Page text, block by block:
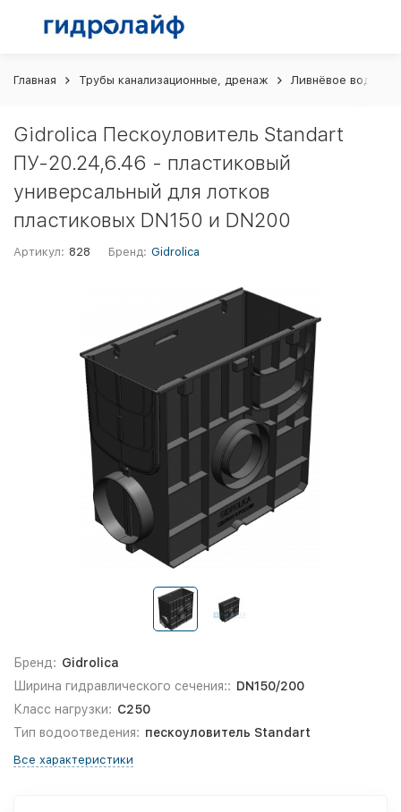
Главная Трубы канализационные, дренаж Ливнёвое
Gidrolica Пескоуловитель Standart
ПУ-20.24,6.46 - пластиковый
универсальный для лотков
пластиковых DN150 и DN200
Артикул: 828 Бренд: Gidrolica
Бренд: Gidrolica
Ширина гидравлического сечения:: DN150/200
Класс нагрузки: С250
Тип водоотведения: пескоуловитель Standart
Все характеристики